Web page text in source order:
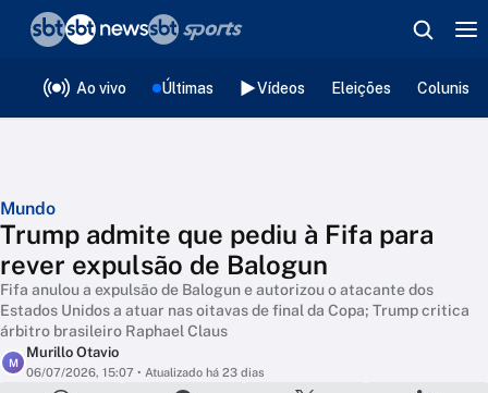
Ao vivo Últimas Vídeos Eleições
Mundo
Trump admite que pediu à Fifa para
rever expulsão de Balogun
Fifa anulou a expulsão de Balogun e autorizou o atacante dos
Estados Unidos a atuar nas oitavas de final da Copa; Trump critica
árbitro brasileiro Raphael Claus
M
Murillo Otavio
06/07/2026, 15:07 • Atualizado há 23 dias
❮voltar
Editorias